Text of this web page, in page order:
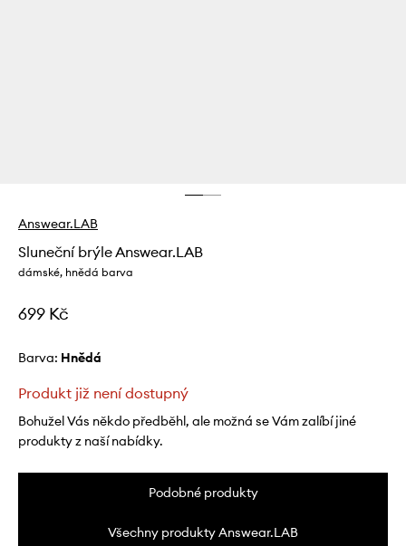
Answear.LAB
Sluneční brýle Answear.LAB
dámské, hnědá barva
699 Kč
Barva: hnědá
Produkt již není dostupný
Bohužel Vás někdo předběhl, ale možná se Vám zalíbí jiné
produkty z naší nabídky.
Podobné produkty
Všechny produkty Answear.LAB